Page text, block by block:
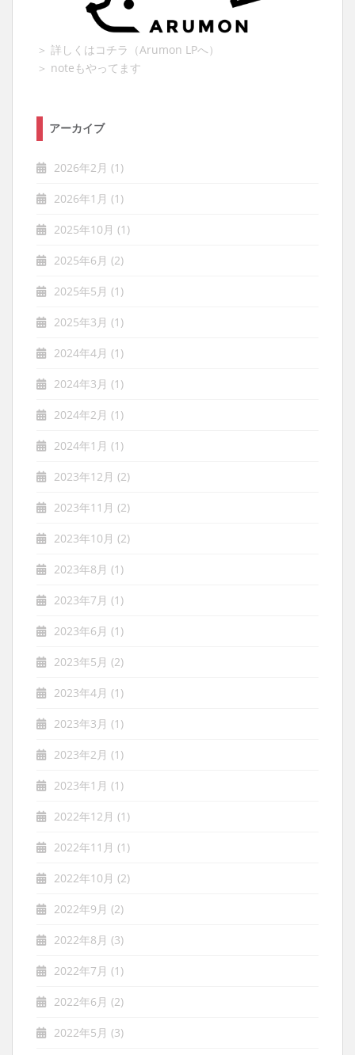
＞ 詳しくはコチラ（Arumon LPへ）
＞ noteもやってます
アーカイブ
2026年2月 (1)
2026年1月 (1)
2025年10月 (1)
2025年6月 (2)
2025年5月 (1)
2025年3月 (1)
2024年4月 (1)
2024年3月 (1)
2024年2月 (1)
2024年1月 (1)
2023年12月 (2)
2023年11月 (2)
2023年10月 (2)
2023年8月 (1)
2023年7月 (1)
2023年6月 (1)
2023年5月 (2)
2023年4月 (1)
2023年3月 (1)
2023年2月 (1)
2023年1月 (1)
2022年12月 (1)
2022年11月 (1)
2022年10月 (2)
2022年9月 (2)
2022年8月 (3)
2022年7月 (1)
2022年6月 (2)
2022年5月 (3)